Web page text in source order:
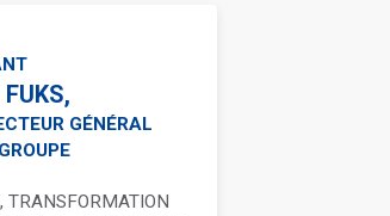
GÉNÉRAL
TRANSFORMATION